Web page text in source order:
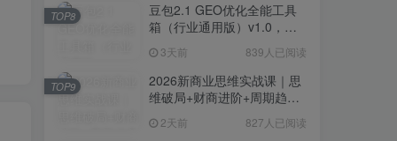
豆包2.1 GEO优化全能工具
箱（行业通用版）v1.0，会
景 3天前 839人已阅读
TOP8
2026新商业思维实战课｜思
维破局+财商进阶+周期趋势
度解析全体系
2天前 827人已阅读
TOP9